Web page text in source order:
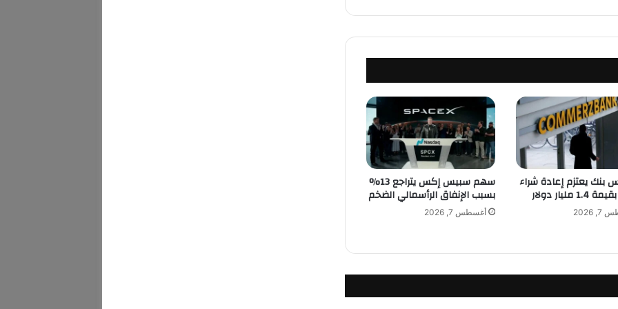
ت
ي
ا
م
ر
ت
ب
ط
ب
ا
بنك يعتزم إعادة شراء
مليار دولار
2026
سهم سبيس إكس يتراجع 13%
بسبب الإنفاق الرأسمالي الضخم
أغسطس 7, 2026